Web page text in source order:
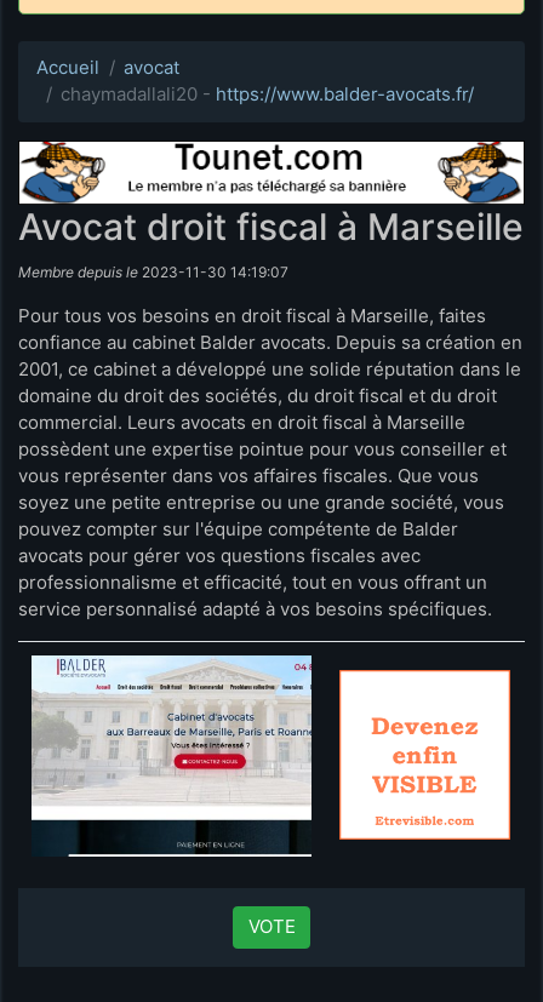
Accueil
avocat
chaymadallali20 - https://www.balder-avocats.fr/
Avocat droit fiscal à Marseille
Membre depuis le 2023-11-30 14:19:07
Pour tous vos besoins en droit fiscal à Marseille, faites
confiance au cabinet Balder avocats. Depuis sa création en
2001, ce cabinet a développé une solide réputation dans le
domaine du droit des sociétés, du droit fiscal et du droit
commercial. Leurs avocats en droit fiscal à Marseille
possèdent une expertise pointue pour vous conseiller et
vous représenter dans vos affaires fiscales. Que vous
soyez une petite entreprise ou une grande société, vous
pouvez compter sur l'équipe compétente de Balder
avocats pour gérer vos questions fiscales avec
professionnalisme et efficacité, tout en vous offrant un
service personnalisé adapté à vos besoins spécifiques.
VOTE